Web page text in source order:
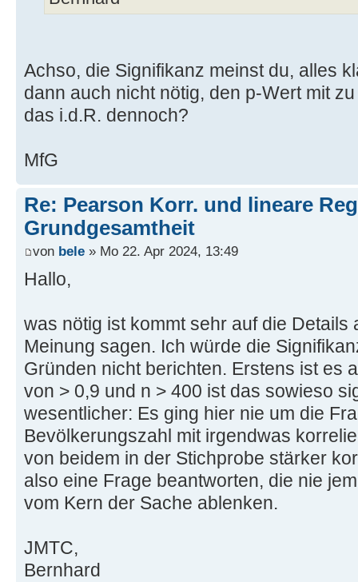
Achso, die Signifikanz meinst du, alles
dann auch nicht nötig, den p-Wert mit
das i.d.R. dennoch?
MfG
Re: Pearson Korr. und lineare
Grundgesamtheit
von bele » Mo 22. Apr 2024, 13:49
Hallo,
was nötig ist kommt sehr auf die Details
Meinung sagen. Ich würde die
Gründen nicht berichten. Erstens ist es
von > 0,9 und n > 400 ist das sowieso
wesentlicher: Es ging hier nie um die
Bevölkerungszahl mit irgendwas
von beidem in der Stichprobe stärker
also eine Frage beantworten, die nie
vom Kern der Sache ablenken.
JMTC,
Bernhard